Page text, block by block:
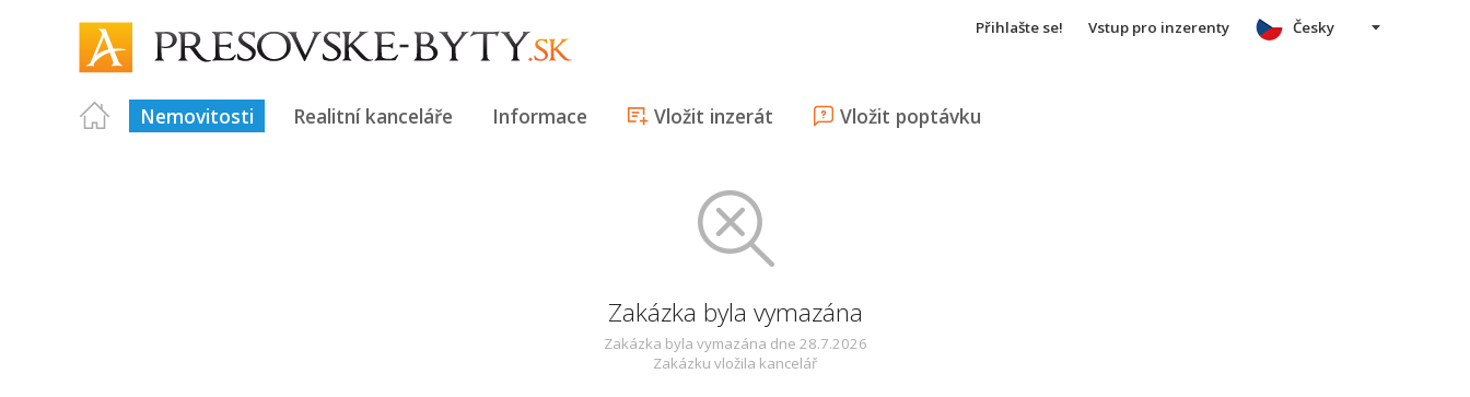
Přihlašte se! Vstup pro inzerenty
Nemovitosti Realitní kanceláře Informace Vložit inzerát Vložit poptávku
Česky
Zakázka byla vymazána
Zakázka byla vymazána dne 28.7.2026
Zakázku vložila kancelář